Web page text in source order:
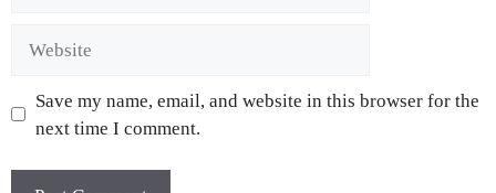
Save my name, email, and website in this browser for the
next time I comment.